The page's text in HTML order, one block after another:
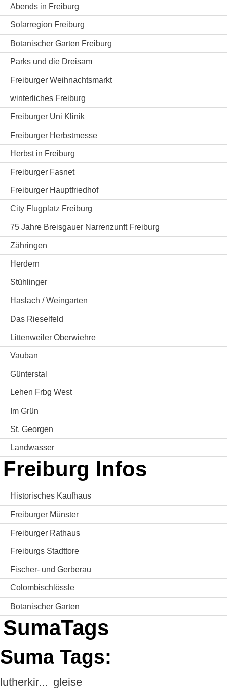
Abends in Freiburg
Solarregion Freiburg
Botanischer Garten Freiburg
Parks und die Dreisam
Freiburger Weihnachtsmarkt
winterliches Freiburg
Freiburger Uni Klinik
Freiburger Herbstmesse
Herbst in Freiburg
Freiburger Fasnet
Freiburger Hauptfriedhof
City Flugplatz Freiburg
75 Jahre Breisgauer Narrenzunft Freiburg
Zähringen
Herdern
Stühlinger
Haslach / Weingarten
Das Rieselfeld
Littenweiler Oberwiehre
Vauban
Günterstal
Lehen Frbg West
Im Grün
St. Georgen
Landwasser
Freiburg Infos
Historisches Kaufhaus
Freiburger Münster
Freiburger Rathaus
Freiburgs Stadttore
Fischer- und Gerberau
Colombischlössle
Botanischer Garten
SumaTags
Suma Tags:
lutherkir... gleise